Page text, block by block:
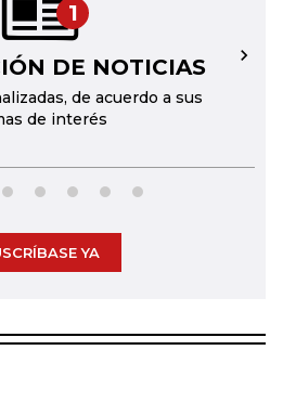
1
DE NOTICIAS
de acuerdo a sus
de interés
→
YA